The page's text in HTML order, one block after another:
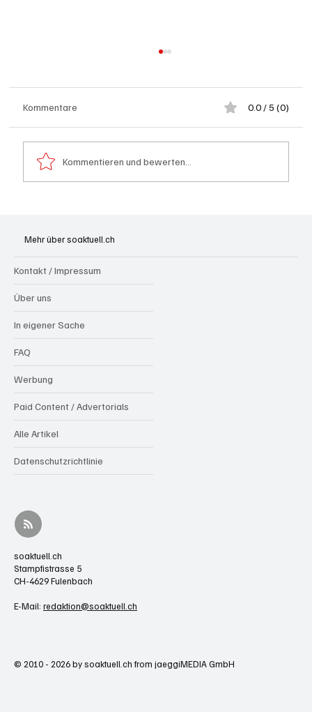
Kommentare 0.0 / 5 (0)
Kommentieren und bewerten...
Mehr über soaktuell.ch
Kontakt / Impressum
Über uns
In eigener Sache
FAQ
Werbung
Paid Content / Advertorials
Alle Artikel
Datenschutzrichtlinie
soaktuell.ch
Stampfistrasse 5
CH-4629 Fulenbach
E-Mail: redaktion@soaktuell.ch
© 2010 - 2026 by soaktuell.ch from jaeggiMEDIA GmbH